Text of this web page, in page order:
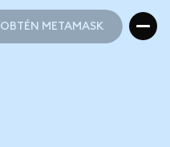
OBTÉN METAMASK